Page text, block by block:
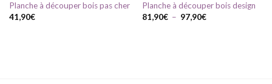
Planche à découper bois pas cher
41,90€
Planche à découper bois design
81,90€ – 97,90€Plage